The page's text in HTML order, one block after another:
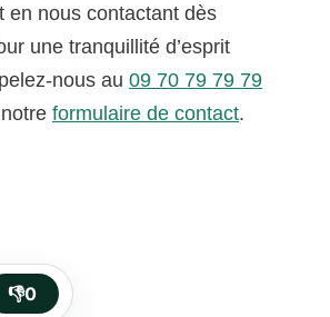
en nous contactant dès
une tranquillité d’esprit
nous au09 70 79 79 79
notreformulaire de contact.
👎0